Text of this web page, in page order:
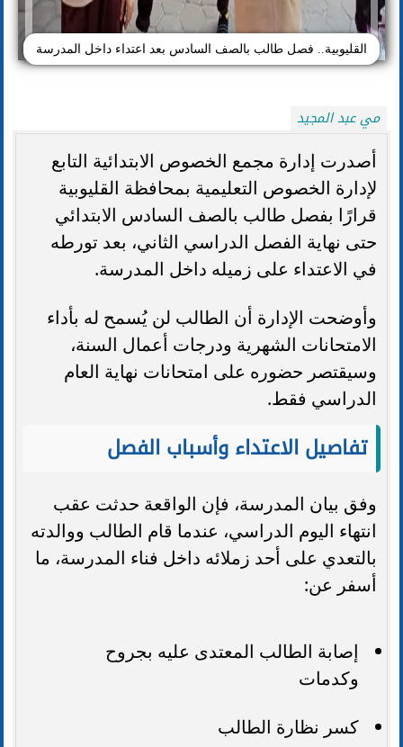
القليوبية.. فصل طالب بالصف السادس بعد اعتداء داخل المدرسة
مي عبد المجيد
أصدرت إدارة مجمع الخصوص الابتدائية التابع
لإدارة الخصوص التعليمية بمحافظة القليوبية
قرارًا بفصل طالب بالصف السادس الابتدائي
حتى نهاية الفصل الدراسي الثاني، بعد تورطه
في الاعتداء على زميله داخل المدرسة.
وأوضحت الإدارة أن الطالب لن يُسمح له بأداء
الامتحانات الشهرية ودرجات أعمال السنة،
وسيقتصر حضوره على امتحانات نهاية العام
الدراسي فقط.
تفاصيل الاعتداء وأسباب الفصل
وفق بيان المدرسة، فإن الواقعة حدثت عقب
انتهاء اليوم الدراسي، عندما قام الطالب ووالدته
بالتعدي على أحد زملائه داخل فناء المدرسة، ما
أسفر عن:
إصابة الطالب المعتدى عليه بجروح
وكدمات
كسر نظارة الطالب